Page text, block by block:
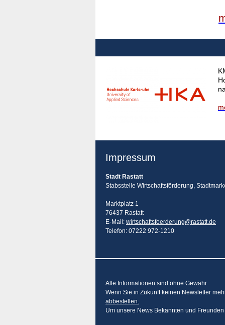
Impressum
Stadt Rastatt
Stabsstelle Wirtschaftsförderung,
Marktplatz 1
76437 Rastatt
E-Mail: wirtschaftsfoerderung@rastatt.de
Telefon: 07222 972-1210
Alle Informationen sind ohne Gewähr.
Wenn Sie in Zukunft keinen Newsletter
abbestellen.
Um unsere News Bekannten und